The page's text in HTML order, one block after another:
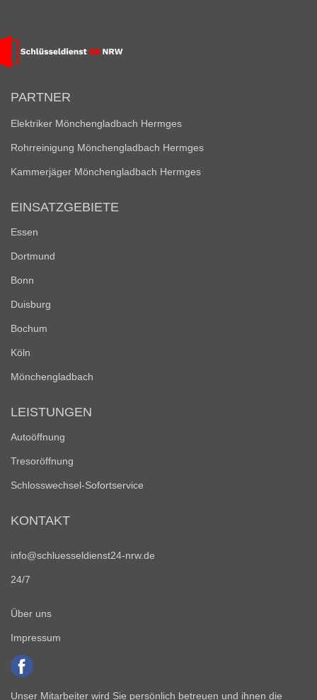
PARTNER
Elektriker Mönchengladbach Hermges
Rohrreinigung Mönchengladbach Hermges
Kammerjäger Mönchengladbach Hermges
EINSATZGEBIETE
Essen
Dortmund
Bonn
Duisburg
Bochum
Köln
Mönchengladbach
LEISTUNGEN
Autoöffnung
Tresoröffnung
Schlosswechsel-Sofortservice
KONTAKT
info@schluesseldienst24-nrw.de
24/7
Über uns
Impressum
Unser Mitarbeiter wird Sie persönlich betreuen und ihnen die